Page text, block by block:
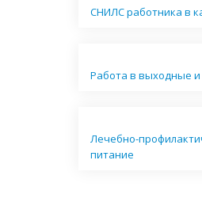
СНИЛС работника в
Работа в выходные
Лечебно-
питание